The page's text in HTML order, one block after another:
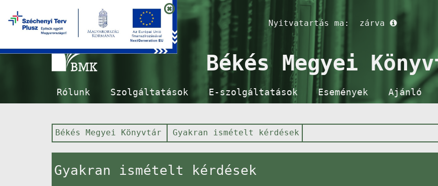
Nyitvatartás ma: zárva
Békés Megyei
Rólunk Szolgáltatások E-szolgáltatások Események Ajánló
Békés Megyei Könyvtár Gyakran ismételt kérdések
Gyakran ismételt kérdések